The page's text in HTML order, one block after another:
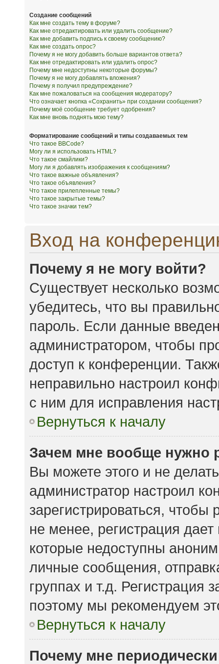
Создание сообщений
Как мне создать тему в форуме?
Как мне отредактировать или удалить сообщение?
Как мне добавить подпись к своему сообщению?
Как мне создать опрос?
Почему я не могу добавить больше вариантов ответа?
Как мне отредактировать или удалить опрос?
Почему мне недоступны некоторые форумы?
Почему я не могу добавлять вложения?
Почему я получил предупреждение?
Как мне пожаловаться на сообщения модератору?
Что означает кнопка «Сохранить» при создании сообщения?
Почему моё сообщение требует одобрения?
Как мне вновь поднять мою тему?
Форматирование сообщений и типы создаваемых тем
Что такое BBCode?
Могу ли я использовать HTML?
Что такое смайлики?
Могу ли я добавлять изображения к сообщениям?
Что такое важные объявления?
Что такое объявления?
Что такое прилепленные темы?
Что такое закрытые темы?
Что такое значки тем?
Вход на
Почему я не могу войти?
Существует несколько
убедитесь, что вы
пароль. Если данные
администратором, чтобы
доступ к конференции.
неправильно настроил
с ним для исправления
Вернуться к началу
Зачем мне вообще нужно
Вы можете этого и не
администратор настроил
зарегистрироваться,
не менее, регистрация
которые недоступны
личные сообщения,
группах и т.д. Регистрация
поэтому мы рекомендуем
Вернуться к началу
Почему мне